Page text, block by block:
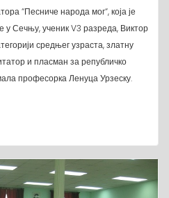
“Песниче народа мог“, која је
у Сечњу, ученик V3 разреда, Виктор
средњег узраста, златну
и пласман за републичко
професорка Ленуца Урзеску.